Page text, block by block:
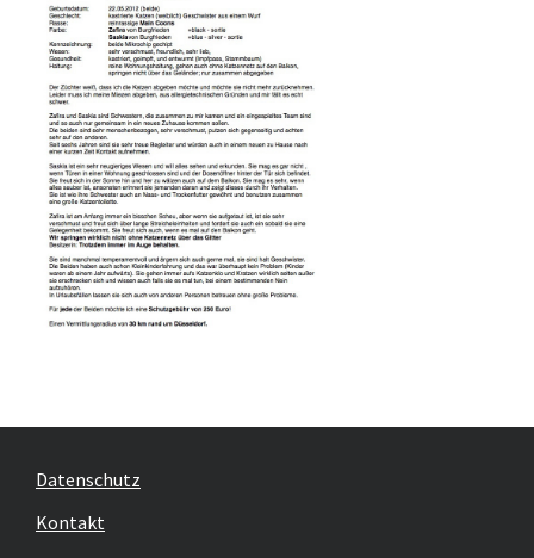
Datenschutz
Kontakt